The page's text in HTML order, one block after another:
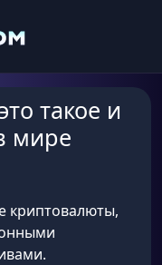
такое и
мире
криптовалюты,